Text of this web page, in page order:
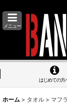
メニュー
はじめての方
ホーム > タオル > マフ